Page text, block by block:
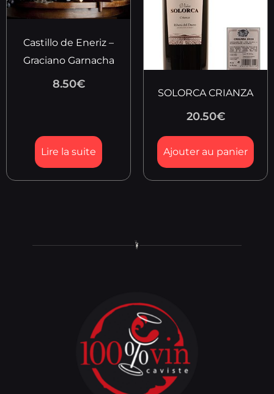
Castillo de Eneriz –
Graciano Garnacha
8.50€
Lire la suite
SOLORCA CRIANZA
20.50€
Ajouter au panier